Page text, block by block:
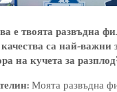
е твоята развъдна
са най-важни
на кучета за
Моята развъдна